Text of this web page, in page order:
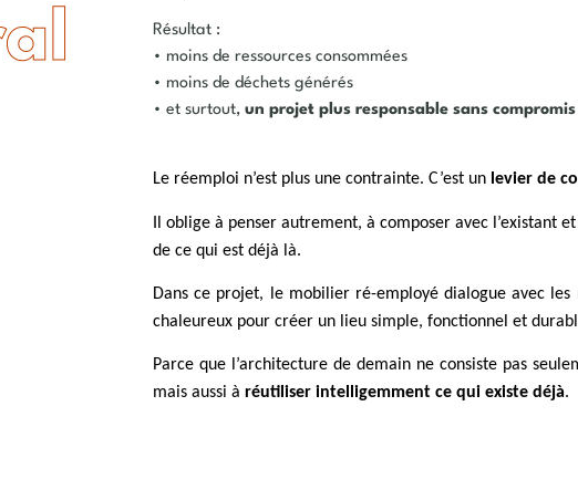
Résultat :
• moins de ressources consommées
• moins de déchets générés
• et surtout, un projet plus responsable sans
Le réemploi n’est plus une contrainte. C’est un levier de
Il oblige à penser autrement, à composer avec l’existant
de ce qui est déjà là.
Dans ce projet, le mobilier ré-employé dialogue avec
chaleureux pour créer un lieu simple, fonctionnel et
Parce que l’architecture de demain ne consiste pas
mais aussi à réutiliser intelligemment ce qui existe déjà.